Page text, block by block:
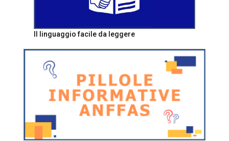
Il linguaggio facile da leggere